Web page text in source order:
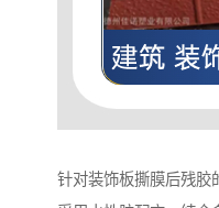
针对装饰板撕膜后残胶